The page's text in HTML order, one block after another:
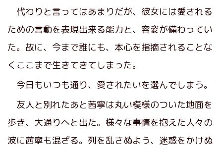
代わりと言ってはあまりだが、彼女には愛される
ための言動を表現出来る能力と、容姿が備わってい
た。故に、今まで誰にも、本心を指摘されることな
くここまで生きてきてしまった。
今日もいつも通り、愛されたいを選んでしまう。
友人と別れたあと茜寧は丸い模様のついた地面を
歩き、大通りへと出た。様々な事情を抱えた人々の
波に茜寧も混ざる。列を乱さぬよう、迷惑をかけぬ